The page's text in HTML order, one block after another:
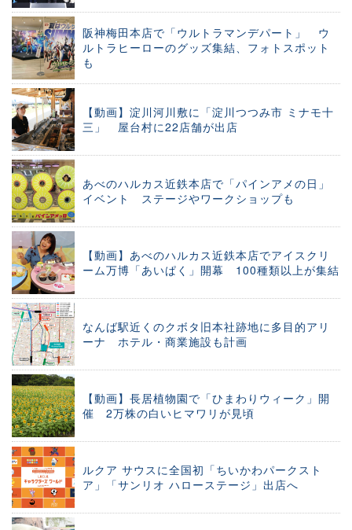
阪神梅田本店で「ウルトラマンデパート」 ウ
ルトラヒーローのグッズ集結、フォトスポット
も
【動画】淀川河川敷に「淀川つつみ市 ミナモ十
三」 屋台村に22店舗が出店
あべのハルカス近鉄本店で「パインアメの日」
イベント ステージやワークショップも
【動画】あべのハルカス近鉄本店でアイスクリ
ーム万博「あいぱく」開幕 100種類以上が集結
なんば駅近くのクボタ旧本社跡地に多目的アリ
ーナ ホテル・商業施設も計画
【動画】長居植物園で「ひまわりウィーク」開
催 2万株の白いヒマワリが見頃
ルクア サウスに全国初「ちいかわパークスト
ア」「サンリオ ハローステージ」出店へ